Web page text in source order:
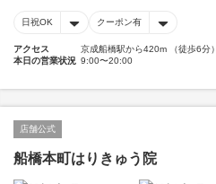
日祝OK クーポン有
アクセス
京成船橋駅から420m （徒歩6分）
本日の営業状況 9:00〜20:00
店舗公式
船橋本町はりきゅう院